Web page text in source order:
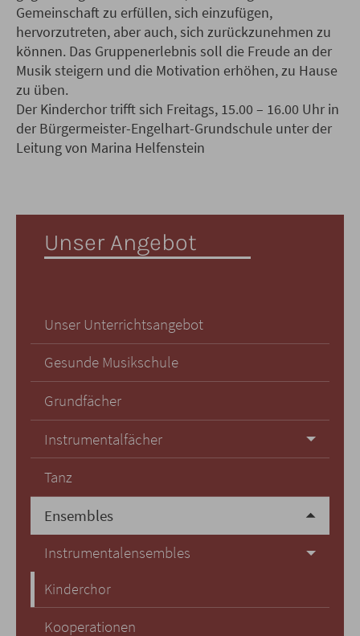
Gemeinschaft zu erfüllen, sich einzufügen,
hervorzutreten, aber auch, sich zurückzunehmen zu
können. Das Gruppenerlebnis soll die Freude an der
Musik steigern und die Motivation erhöhen, zu Hause
zu üben.
Der Kinderchor trifft sich Freitags, 15.00 – 16.00 Uhr in
der Bürgermeister-Engelhart-Grundschule unter der
Leitung von Marina Helfenstein
Unser Angebot
Unser Unterrichtsangebot
Gesunde Musikschule
Grundfächer
Instrumentalfächer
Tanz
Ensembles
Instrumentalensembles
Kinderchor
Kooperationen